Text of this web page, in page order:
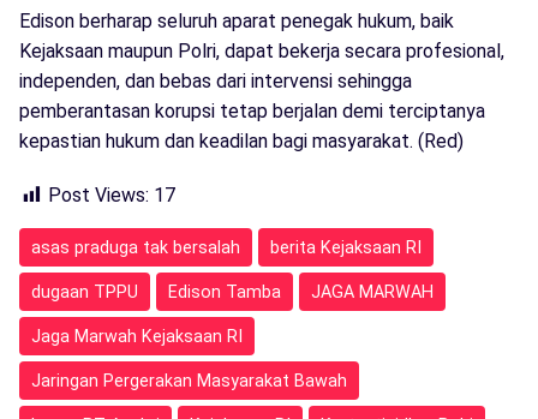
Edison berharap seluruh aparat penegak hukum, baik
Kejaksaan maupun Polri, dapat bekerja secara profesional,
independen, dan bebas dari intervensi sehingga
pemberantasan korupsi tetap berjalan demi terciptanya
kepastian hukum dan keadilan bagi masyarakat. (Red)
Post Views: 17
asas praduga tak bersalah berita Kejaksaan RI
dugaan TPPU Edison Tamba JAGA MARWAH
Jaga Marwah Kejaksaan RI
Jaringan Pergerakan Masyarakat Bawah